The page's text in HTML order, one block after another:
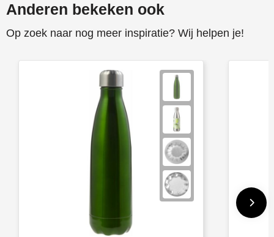
Anderen bekeken ook
Op zoek naar nog meer inspiratie? Wij helpen je!